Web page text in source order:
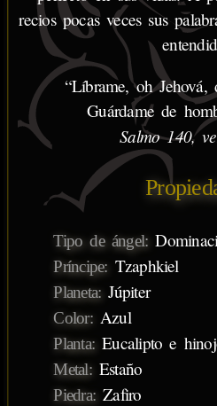
recios pocas veces sus
“Líbrame, oh
Guárdame de
Salmo 140,
Tipo de ángel:
Príncipe: Tzaphkiel
Planeta: Júpiter
Color:Azul
Planta: Eucalipto e
Metal:Estaño
Piedra: Zafiro